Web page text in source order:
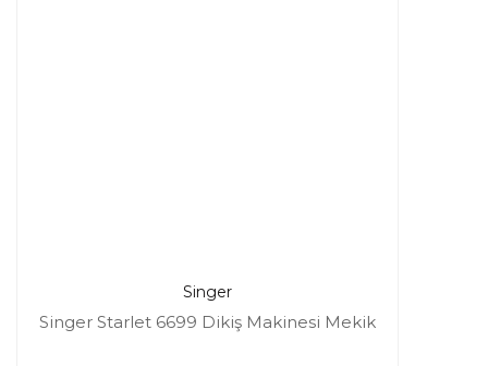
Singer
Singer Starlet 6699 Dikiş Makinesi Mekik